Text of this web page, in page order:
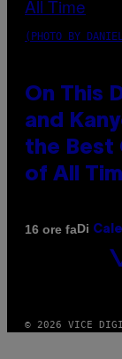
(PHOTO BY
On This
and
the Best
of All
16 ore faDi
© 2026 VICE